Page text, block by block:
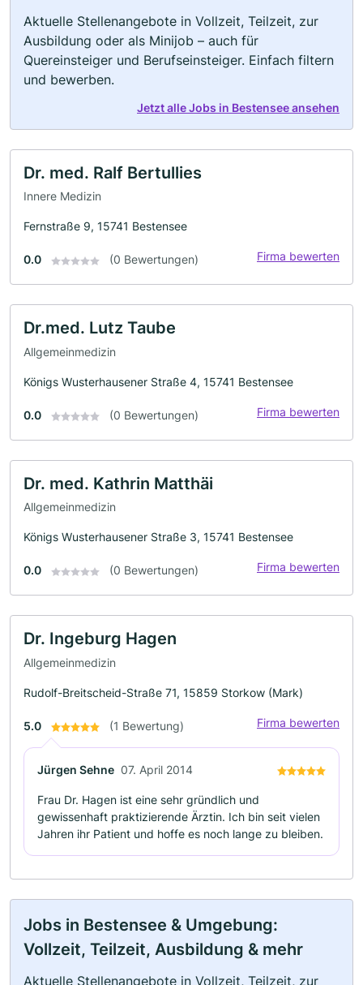
Aktuelle Stellenangebote in Vollzeit, Teilzeit, zur
Ausbildung oder als Minijob – auch für
Quereinsteiger und Berufseinsteiger. Einfach filtern
und bewerben.
Jetzt alle Jobs in Bestensee ansehen
Dr. med. Ralf Bertullies
Innere Medizin
Fernstraße 9, 15741 Bestensee
0.0 (0 Bewertungen) Firma bewerten
Dr.med. Lutz Taube
Allgemeinmedizin
Königs Wusterhausener Straße 4, 15741 Bestensee
0.0 (0 Bewertungen) Firma bewerten
Dr. med. Kathrin Matthäi
Allgemeinmedizin
Königs Wusterhausener Straße 3, 15741 Bestensee
0.0 (0 Bewertungen) Firma bewerten
Dr. Ingeburg Hagen
Allgemeinmedizin
Rudolf-Breitscheid-Straße 71, 15859 Storkow (Mark)
5.0 (1 Bewertung) Firma bewerten
Jürgen Sehne 07. April 2014
Frau Dr. Hagen ist eine sehr gründlich und
gewissenhaft praktizierende Ärztin. Ich bin seit vielen
Jahren ihr Patient und hoffe es noch lange zu bleiben.
Jobs in Bestensee & Umgebung:
Vollzeit, Teilzeit, Ausbildung & mehr
Aktuelle Stellenangebote in Vollzeit, Teilzeit, zur